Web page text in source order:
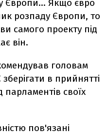
Європи... Якщо євро
розпаду Європи, то
самого проекту під
він.
головам
в прийнятті
парламентів своїх
пов'язані